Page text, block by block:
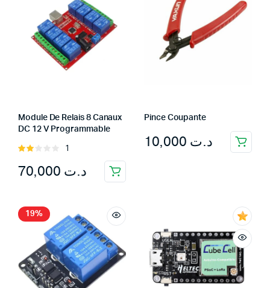
Module De Relais 8 Canaux
DC 12 V Programmable
Rated
out
1
د.ت
Pince Coupante
د.ت
19%